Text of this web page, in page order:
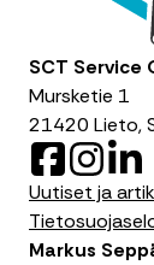
SCT Service
Mursketie 1
21420 Lieto,
F
a
e
n
s
t
i
n
k
Uutiset ja
Markus